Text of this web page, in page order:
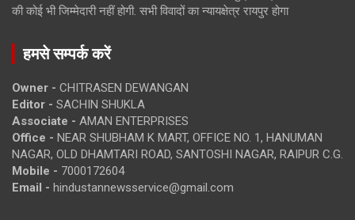
की कोई भी जिम्मेदारी नहीं होगी. सभी विवादों का न्यायक्षेत्र रायपुर होगा
हमसे सम्पर्क करें
Owner - CHITRASEN DEWANGAN
Editor - SACHIN SHUKLA
Associate - AMAN ENTERPRISES
Office - NEAR SHUBHAM K MART, OFFICE NO. 1, HANUMAN
NAGAR, OLD DHAMTARI ROAD, SANTOSHI NAGAR, RAIPUR C.G.
Mobile - 7000172604
Email - hindustannewsservice@gmail.com